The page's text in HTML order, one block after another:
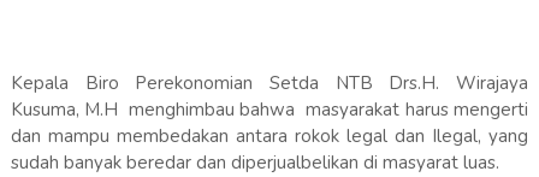
Kepala Biro Perekonomian Setda NTB Drs.H. Wirajaya
Kusuma, M.H menghimbau bahwa masyarakat harus mengerti
dan mampu membedakan antara rokok legal dan Ilegal, yang
sudah banyak beredar dan diperjualbelikan di masyarat luas.